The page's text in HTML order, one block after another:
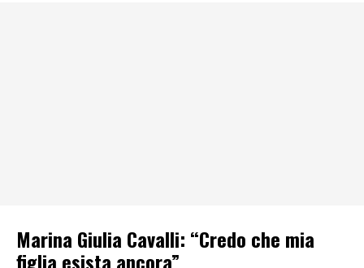
Marina Giulia Cavalli: “Credo che mia
figlia esista ancora”